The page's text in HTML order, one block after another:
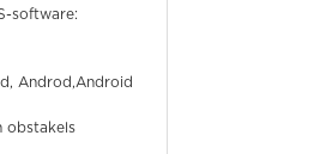
software:
Androd,Android
obstakels